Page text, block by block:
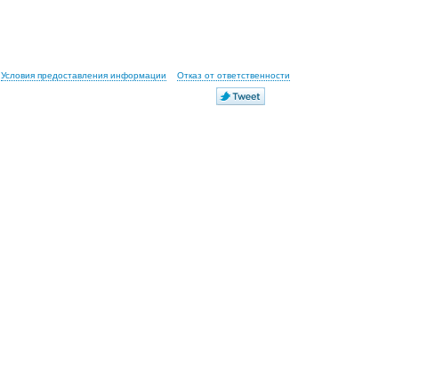
Условия предоставления информации Отказ от ответственности